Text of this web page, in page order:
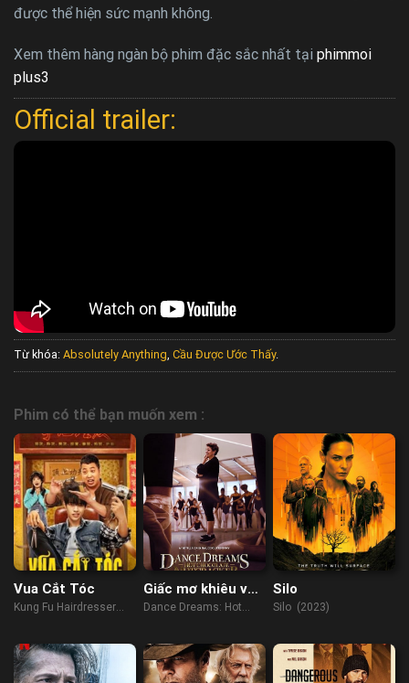
được thể hiện sức mạnh không.
Xem thêm hàng ngàn bộ phim đặc sắc nhất tại phimmoi
plus3
Official trailer:
Từ khóa: Absolutely Anything, Cầu Được Ước Thấy.
Phim có thể bạn muốn xem :
Vua Cắt Tóc
Kung Fu Hairdresser
Giấc mơ khiêu vũ:
Kẹp hạt dẻ sô-cô-
Dance Dreams: Hot
(2020)
Silo
Silo (2023)